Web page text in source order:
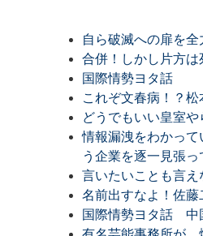
自ら破滅への扉を全
合併！しかし片方は
国際情勢ヨタ話
これぞ文春病！？
どうでもいい皇室
情報漏洩をわかっ
う企業を逐一見張っ
言いたいことも言
名前出すなよ！佐藤
国際情勢ヨタ話 中